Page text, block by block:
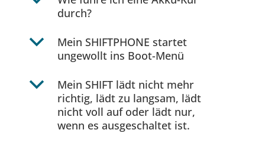
durch?
b
Mein SHIFTPHONE startet
ungewollt ins Boot-Menü
b
Mein SHIFT lädt nicht mehr
richtig, lädt zu langsam, lädt
nicht voll auf oder lädt nur,
wenn es ausgeschaltet ist.